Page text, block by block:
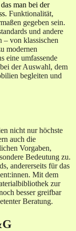
man bei der
Funktionalität,
gegeben sein.
und andere
– von klassischen
modernen
eine umfassende
der Auswahl, dem
begleiten und
nicht nur höchste
auch die
Vorgaben,
Bedeutung zu.
andererseits für das
Mit dem
zur
besser greifbar
Beratung.